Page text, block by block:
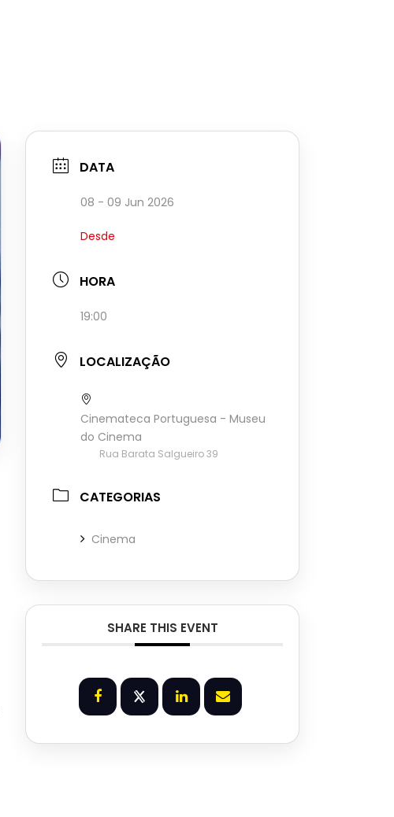
DATA
08 - 09 Jun 2026
Desde
HORA
19:00
LOCALIZAÇÃO
Cinemateca Portuguesa - Museu
do Cinema
Rua Barata Salgueiro 39
CATEGORIAS
Cinema
SHARE THIS EVENT